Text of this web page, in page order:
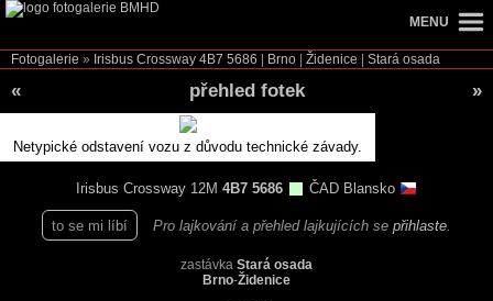
Fotogalerie » Irisbus Crossway 4B7 5686 Brno Židenice Stará osada
« přehled fotek »
Netypické odstavení vozu z důvodu technické závady.
Irisbus Crossway 12M 4B7 5686 ČAD Blansko
to se mi líbí Pro lajkování a přehled lajkujících se přihlaste
zastávka Stará osada
Brno-Židenice
MENU